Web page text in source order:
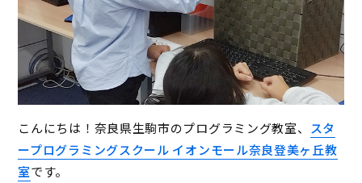
こんにちは！奈良県生駒市のプログラミング教室、 スタ
ープログラミングスクール イオンモール奈良登美ヶ丘教
室です。